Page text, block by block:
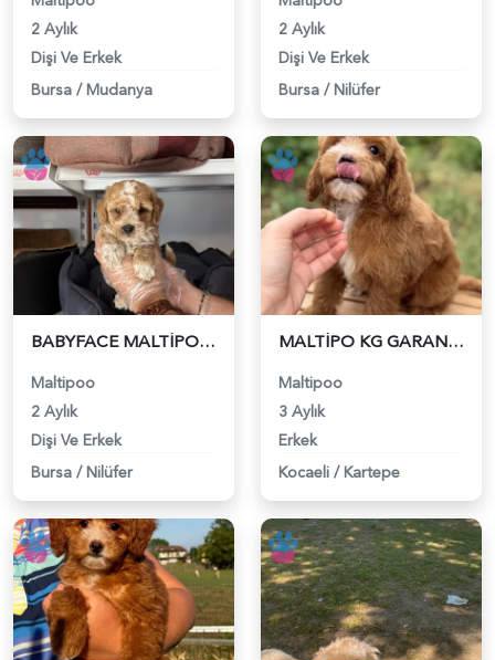
2 Aylık
Dişi Ve Erkek
Bursa /Mudanya
2 Aylık
Dişi Ve Erkek
Bursa /Nilüfer
BABYFACE MALTİPOO YAVRULARIMIZ - 6226
Maltipoo
2 Aylık
Dişi Ve Erkek
Bursa /Nilüfer
MALTİPO KG GARANTİLİ YAVRUMUZ - 6240
Maltipoo
3 Aylık
Erkek
Kocaeli /Kartepe